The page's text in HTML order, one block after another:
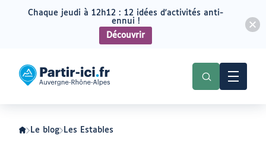
menu
contenu
Partir
ici
Auvergne-
Rhône-
Le blog Les Estables
Chaque jeudi à 12h12 : 12 idées d'activités anti-
ennui !
Découvrir